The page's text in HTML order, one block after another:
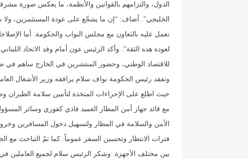
الدول، والتزامهم بالقوانين والأنظمة، ما يعكس صورة
الخليجي”. أضاف: “إن ما يشجّع على عودة المستثمرين، ولا
نعمل عليه بالتعاون مع مجلس النواب والحكومة. أما
لعودة هذه الثقة”. وأكد الرئيس عون أمام وفد الاتحاد
للاقتصاد الوطني، وحضور المنتشرين في الخارج ساهم في
وتفقد رئيس الحكومة نواف سلام يرافقه وزير الأشغال
حيث اطلع على الإجراءات المتخذة لتأمين سلامة الطيران
مع قائد جهاز أمن المطار العميد فادي كفوري وسائر
الأمن والسلامة في المطار ولتسهيل دخول المسافرين
فترات الانتظار وتحسين السفر عموماً. كما تمّ التباحث مع
بين مختلف الأجهزة. وشكر الرئيس سلام لجميع العاملين في